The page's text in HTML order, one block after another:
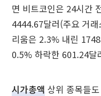
면 비트코인은 24시간
4444.67달러(주요 거
리움은 2.3% 내린
0.5% 하락한 601.24달
시가총액 상위 종목들